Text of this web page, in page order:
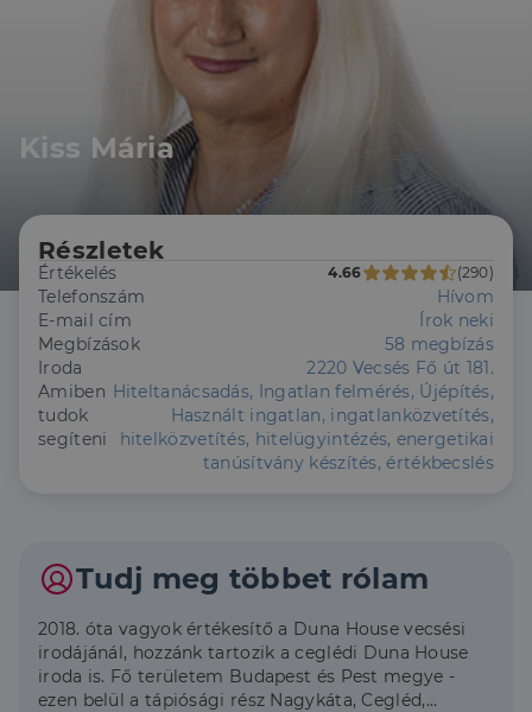
Kiss Mária
Részletek
Értékelés 4.66 (290)
Telefonszám
Hívom
E-mail cím
Írok neki
Megbízások
58 megbízás
Iroda
2220 Vecsés Fő út 181.
Amiben
tudok
segíteni
Hiteltanácsadás, Ingatlan felmérés, Újépítés,
Használt ingatlan, ingatlanközvetítés,
hitelközvetítés, hitelügyintézés, energetikai
tanúsítvány készítés, értékbecslés
Tudj meg többet rólam
2018. óta vagyok értékesítő a Duna House vecsési
irodájánál, hozzánk tartozik a ceglédi Duna House
iroda is. Fő területem Budapest és Pest megye -
ezen belül a tápiósági rész Nagykáta, Cegléd,